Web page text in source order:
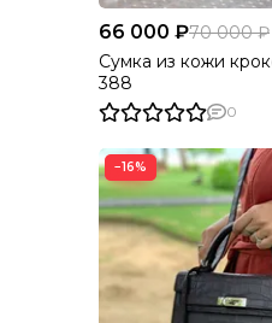
66 000 ₽70 000 ₽
Сумка из кожи
388
0
−16%